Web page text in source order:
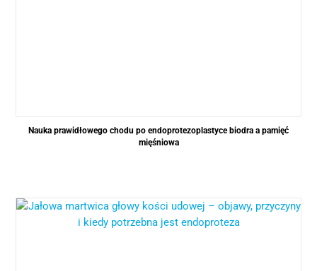
Nauka prawidłowego chodu po endoprotezoplastyce biodra a pamięć
mięśniowa